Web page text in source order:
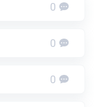
0
0
0